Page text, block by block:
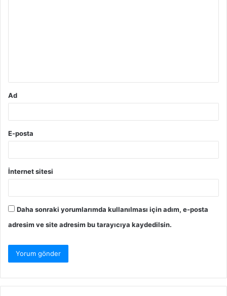
Ad
E-posta
İnternet sitesi
Daha sonraki yorumlarımda kullanılması için adım, e-posta
adresim ve site adresim bu tarayıcıya kaydedilsin.